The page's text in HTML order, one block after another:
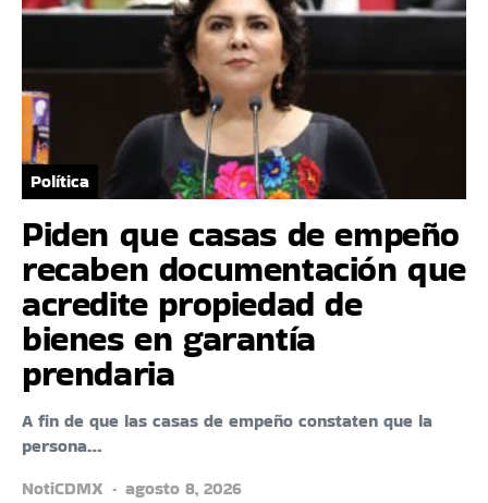
Política
Piden que casas de empeño
recaben documentación que
acredite propiedad de
bienes en garantía
prendaria
A fin de que las casas de empeño constaten que la
persona…
NotiCDMX
agosto 8, 2026